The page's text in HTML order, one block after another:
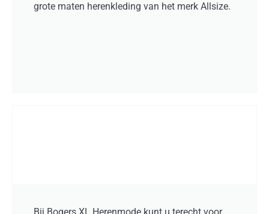
grote maten herenkleding van het merk Allsize.